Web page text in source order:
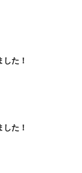
た！
た！